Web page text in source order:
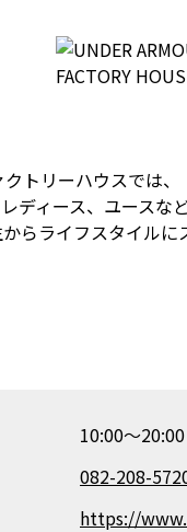
トリーハウスでは、
ディース、ユース
らライフスタイル
10:00～20:00
082-208-
https://